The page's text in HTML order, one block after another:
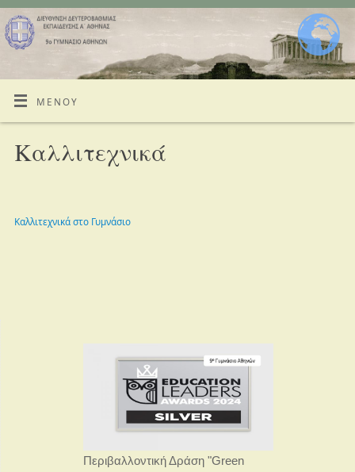
ΜΕΝΟΎ
Καλλιτεχνικά
Καλλιτεχνικά στο Γυμνάσιο
Περιβαλλοντική Δράση "Green